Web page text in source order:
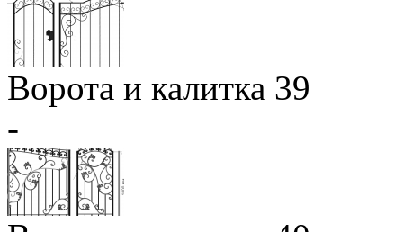
Ворота и калитка 39
-